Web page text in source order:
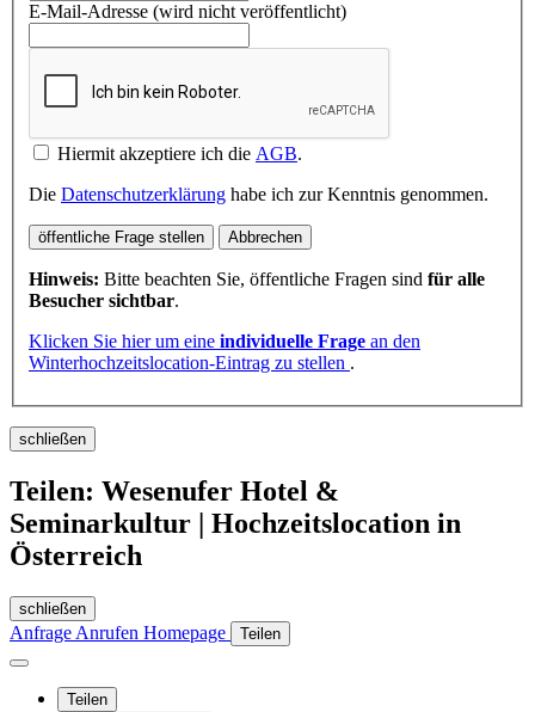
E-Mail-Adresse (wird nicht veröffentlicht)
Hiermit akzeptiere ich die AGB.
Die Datenschutzerklärung habe ich zur Kenntnis genommen.
öffentliche Frage stellen Abbrechen
Hinweis: Bitte beachten Sie, öffentliche Fragen sind für alle
Besucher sichtbar.
Klicken Sie hier um eine individuelle Frage an den
Winterhochzeitslocation-Eintrag zu stellen .
schließen
Teilen: Wesenufer Hotel &
Seminarkultur | Hochzeitslocation in
Österreich
schließen
Anfrage Anrufen Homepage Teilen
Teilen